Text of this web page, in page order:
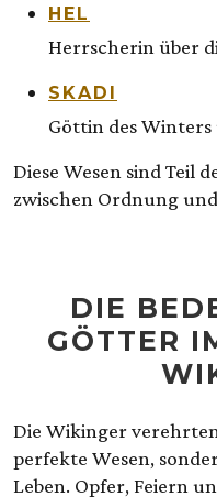
HEL
Herrscherin über
SKADI
Göttin des Winters
Diese Wesen sind Teil
zwischen Ordnung und
DIE
GÖTTER
Die Wikinger
perfekte Wesen,
Leben. Opfer, Feiern